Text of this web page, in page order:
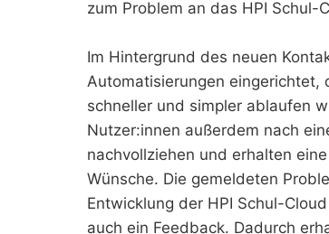
zum Problem an das HPI Schul-
Im Hintergrund des neuen
Automatisierungen eingerichtet,
schneller und simpler ablaufen
Nutzer:innen außerdem nach
nachvollziehen und erhalten
Wünsche. Die gemeldeten
Entwicklung der HPI Schul-
auch ein Feedback. Dadurch